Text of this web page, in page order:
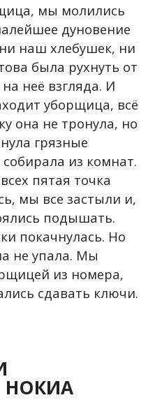
мы молились
дуновение
наш хлебушек, ни
была рухнуть от
неё взгляда. И
уборщица, всё
она не тронула, но
грязные
из комнат.
пятая точка
мы все застыли и,
подышать.
покачнулась. Но
не упала. Мы
из номера,
сдавать ключи.
НОКИА